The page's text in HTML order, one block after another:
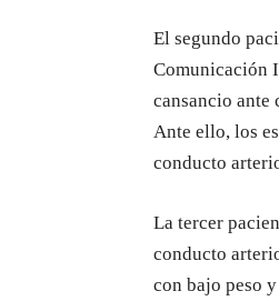
El segundo
Comunicación
cansancio
Ante ello, los
conducto
La tercer
conducto
con bajo peso